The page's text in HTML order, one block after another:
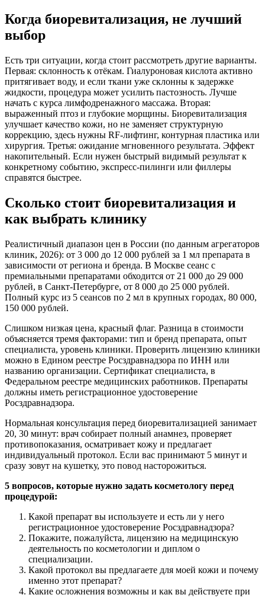
Когда биоревитализация, не лучший
выбор
Есть три ситуации, когда стоит рассмотреть другие варианты.
Первая: склонность к отёкам. Гиалуроновая кислота активно
притягивает воду, и если ткани уже склонны к задержке
жидкости, процедура может усилить пастозность. Лучше
начать с курса лимфодренажного массажа. Вторая:
выраженный птоз и глубокие морщины. Биоревитализация
улучшает качество кожи, но не заменяет структурную
коррекцию, здесь нужны RF-лифтинг, контурная пластика или
хирургия. Третья: ожидание мгновенного результата. Эффект
накопительный. Если нужен быстрый видимый результат к
конкретному событию, экспресс-пилинги или филлеры
справятся быстрее.
Сколько стоит биоревитализация и
как выбрать клинику
Реалистичный диапазон цен в России (по данным агрегаторов
клиник, 2026): от 3 000 до 12 000 рублей за 1 мл препарата в
зависимости от региона и бренда. В Москве сеанс с
премиальными препаратами обходится от 21 000 до 29 000
рублей, в Санкт-Петербурге, от 8 000 до 25 000 рублей.
Полный курс из 5 сеансов по 2 мл в крупных городах, 80 000,
150 000 рублей.
Слишком низкая цена, красный флаг. Разница в стоимости
объясняется тремя факторами: тип и бренд препарата, опыт
специалиста, уровень клиники. Проверить лицензию клиники
можно в Едином реестре Росздравнадзора по ИНН или
названию организации. Сертификат специалиста, в
Федеральном реестре медицинских работников. Препараты
должны иметь регистрационное удостоверение
Росздравнадзора.
Нормальная консультация перед биоревитализацией занимает
20, 30 минут: врач собирает полный анамнез, проверяет
противопоказания, осматривает кожу и предлагает
индивидуальный протокол. Если вас принимают 5 минут и
сразу зовут на кушетку, это повод насторожиться.
5 вопросов, которые нужно задать косметологу перед
процедурой:
Какой препарат вы используете и есть ли у него
регистрационное удостоверение Росздравнадзора?
Покажите, пожалуйста, лицензию на медицинскую
деятельность по косметологии и диплом о
специализации.
Какой протокол вы предлагаете для моей кожи и почему
именно этот препарат?
Какие осложнения возможны и как вы действуете при